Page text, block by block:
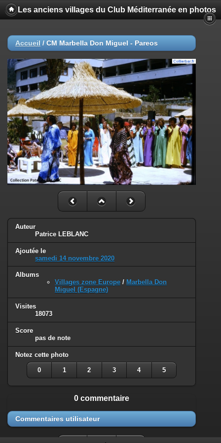
Les anciens villages du Club Méditerranée en photos
Accueil / CM Marbella Don Miguel - Pareos
Auteur
Patrice LEBLANC
Ajoutée le
samedi 14 novembre 2020
Albums
Villages zone Europe / Marbella Don
Miguel (Espagne)
Visites
18073
Score
pas de note
Notez cette photo
0 1 2 3 4 5
0 commentaire
Commentaires utilisateur